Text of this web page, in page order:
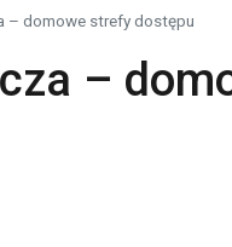
– domowe strefy dostępu
–